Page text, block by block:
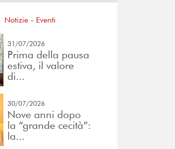
Notizie - Eventi
31/07/2026
Prima della pausa
estiva, il valore
di...
30/07/2026
Nove anni dopo
la “grande cecità”:
la...